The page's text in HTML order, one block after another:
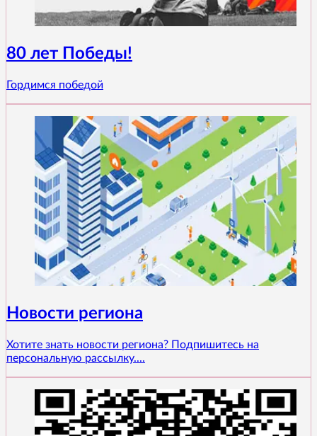
80 лет Победы!
Гордимся победой
Новости региона
Хотите знать новости региона? Подпишитесь на
персональную рассылку....